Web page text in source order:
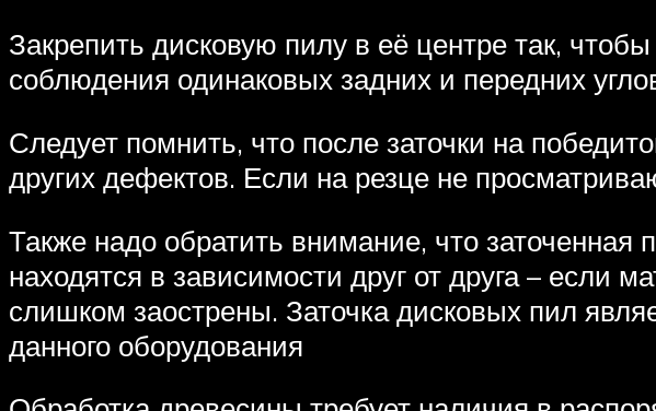
Закрепить дисковую пилу в её центре так,
соблюдения одинаковых задних и передних
Следует помнить, что после заточки на
других дефектов. Если на резце не
Также надо обратить внимание, что
находятся в зависимости друг от друга – если
слишком заострены. Заточка дисковых пил
данного оборудования